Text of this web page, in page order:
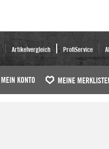
Artikelvergleich ProfiService
MEIN KONTO MEINE